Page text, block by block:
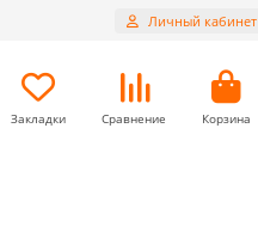
Личный кабинет
Закладки Сравнение Корзина